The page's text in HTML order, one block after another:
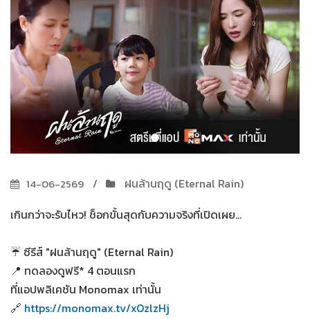
14-06-2569
ฝนล้านฤดู (Eternal Rain)
เกินกว่าจะรับไหว! ช็อกขั้นสุดกับความจริงที่เปิดเผย...
☔ ซีรีส์ "ฝนล้านฤดู" (Eternal Rain)
📍 ทดลองดูฟรี* 4 ตอนแรก
ที่แอปพลิเคชัน Monomax เท่านั้น
🔗 https://monomax.tv/xOzlzHj